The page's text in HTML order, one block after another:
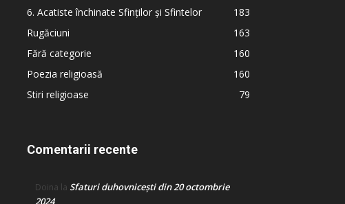
6. Acatiste închinate Sfinților și Sfintelor
183
Rugăciuni
163
Fără categorie
160
Poezia religioasă
160
Stiri religioase
79
Comentarii recente
Doina la Sfaturi duhovnicești din 20 octombrie